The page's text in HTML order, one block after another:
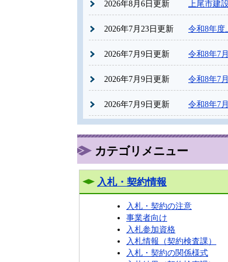
2026年8月6日更新 上尾市建
2026年7月23日更新 令和8年度
2026年7月9日更新 令和8年7
2026年7月9日更新 令和8年7
2026年7月9日更新 令和8年7
カテゴリメニュー
入札・契約情報
入札・契約の注意
事業者向け
入札参加資格
入札情報（契約検査課）
入札・契約の関係様式